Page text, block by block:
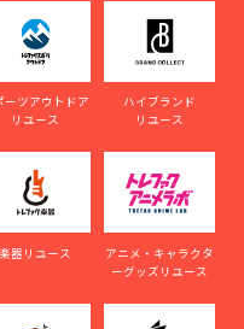
ーツアウトドア
リユース
ハイブランド
リユース
楽器リユース
アニメ・キャラクタ
ーグッズリユース